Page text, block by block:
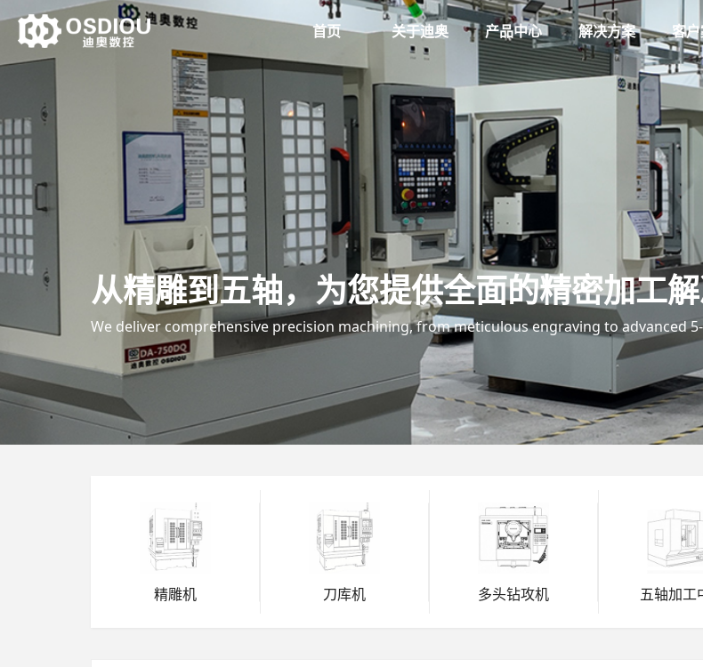
首页 关于迪奥 产品中心 解决方案 客户
从精雕到五轴，为您提供全面的精密加工
We deliver comprehensive precision machining, from meticulous engraving to advanced
精雕机 刀库机 多头钻攻机 五轴加工